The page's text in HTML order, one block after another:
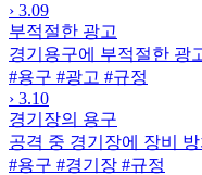
› 3.09
부적절한 광고
경기용구에 부적절한 광
#용구 #광고 #규정
› 3.10
경기장의 용구
공격 중 경기장에 장비
#용구 #경기장 #규정